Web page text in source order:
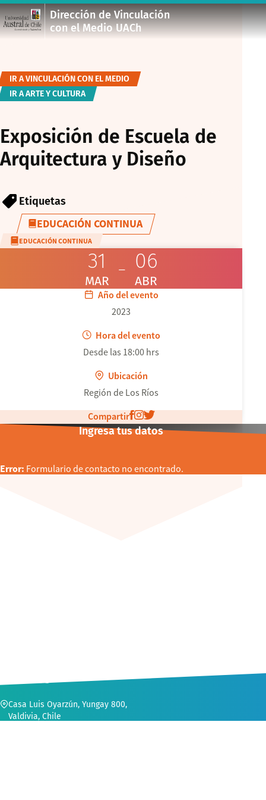
Dirección de Vinculación
con el Medio UACh
IR A VINCULACIÓN CON EL MEDIO
IR A ARTE Y CULTURA
Exposición de Escuela de
Arquitectura y Diseño
Etiquetas
EDUCACIÓN CONTINUA
EDUCACIÓN CONTINUA
31
MAR
06
ABR
Año del evento
2023
Hora del evento
Desde las 18:00 hrs
Ubicación
Región de Los Ríos
Compartir
Ingresa tus datos
Error: Formulario de contacto no encontrado.
CONTACTO
Casa Luis Oyarzún, Yungay 800,
Valdivia, Chile